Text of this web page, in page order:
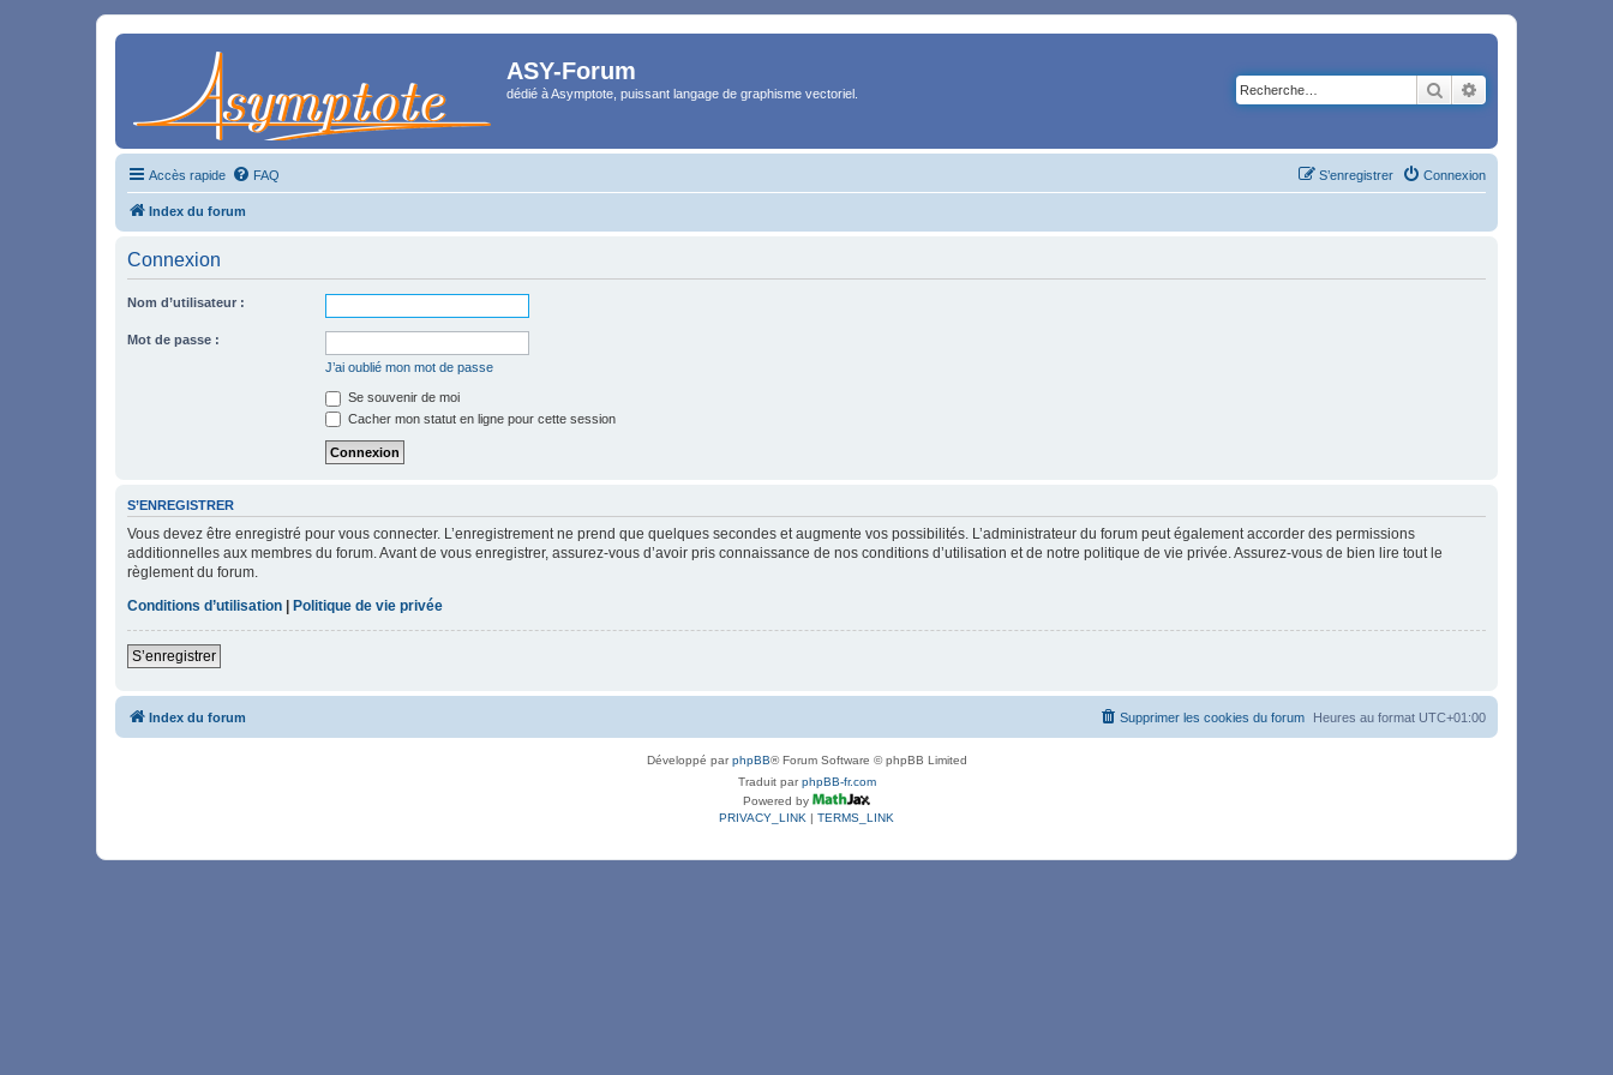
ASY-Forum
dédié à Asymptote, puissant langage de graphisme vectoriel. Rechercher
Accès rapide FAQ Connexion
S’enregistrer
Index du forum
Connexion
Nom d’utilisateur :
Mot de passe :
J’ai oublié mon mot de passe
Se souvenir de moi
Cacher mon statut en ligne pour cette session
S’ENREGISTRER
Vous devez être enregistré pour vous connecter. L’enregistrement ne prend que quelques secondes et augmente vos possibilités. L’administrateur du forum peut également accorder des permissions
additionnelles aux membres du forum. Avant de vous enregistrer, assurez-vous d’avoir pris connaissance de nos conditions d’utilisation et de notre politique de vie privée. Assurez-vous de bien lire tout le
règlement du forum.
Conditions d’utilisation | Politique de vie privée
S’enregistrer
Index du forum Heures au format UTC+01:00
Supprimer les cookies du forum
Développé parphpBB® Forum Software © phpBB Limited
Traduit parphpBB-fr.com
Powered by
PRIVACY_LINK | TERMS_LINK